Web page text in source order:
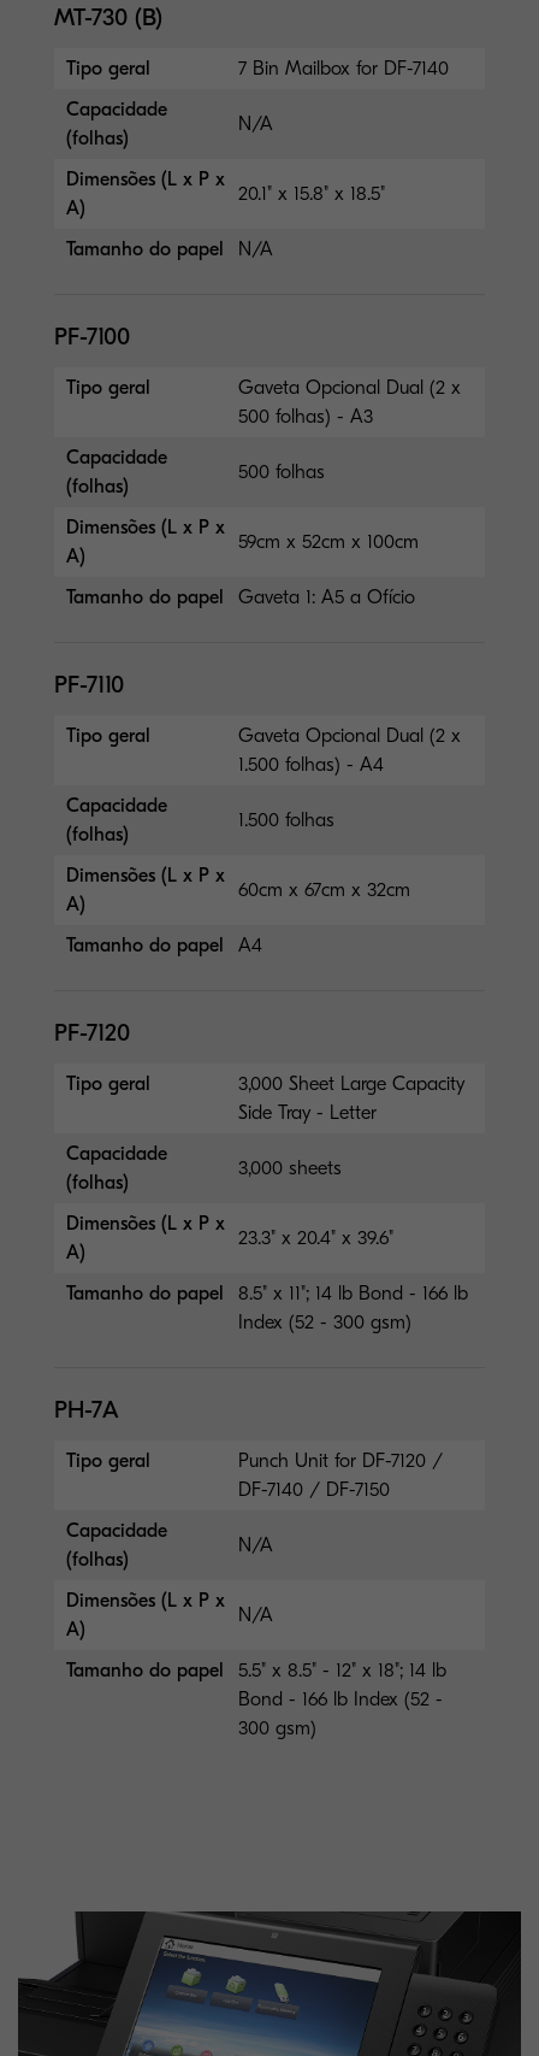
MT-730 (B)
Tipo geral
7 Bin Mailbox for DF-7140
Capacidade
(folhas)
N/A
Dimensões (L x P x
A)
20.1" x 15.8" x 18.5"
Tamanho do papel N/A
PF-7100
Tipo geral
Gaveta Opcional Dual (2 x
500 folhas) - A3
Capacidade
(folhas)
500 folhas
Dimensões (L x P x
A)
59cm x 52cm x 100cm
Tamanho do papel Gaveta 1: A5 a Ofício
PF-7110
Tipo geral
Gaveta Opcional Dual (2 x
1.500 folhas) - A4
Capacidade
(folhas)
1.500 folhas
Dimensões (L x P x
A)
60cm x 67cm x 32cm
Tamanho do papel A4
PF-7120
Tipo geral
3,000 Sheet Large Capacity
Side Tray - Letter
Capacidade
(folhas)
3,000 sheets
Dimensões (L x P x
A)
23.3" x 20.4" x 39.6"
Tamanho do papel
8.5" x 11"; 14 lb Bond - 166 lb
Index (52 - 300 gsm)
PH-7A
Tipo geral
Punch Unit for DF-7120 /
DF-7140 / DF-7150
Capacidade
(folhas)
N/A
Dimensões (L x P x
A)
N/A
Tamanho do papel
5.5" x 8.5" - 12" x 18"; 14 lb
Bond - 166 lb Index (52 -
300 gsm)